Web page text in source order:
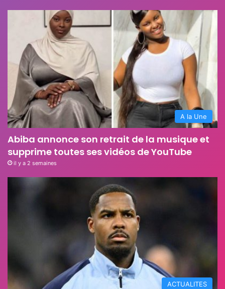
A la Une
Abiba annonce son retrait de la musique et
supprime toutes ses vidéos de YouTube
il y a 2 semaines
ACTUALITES